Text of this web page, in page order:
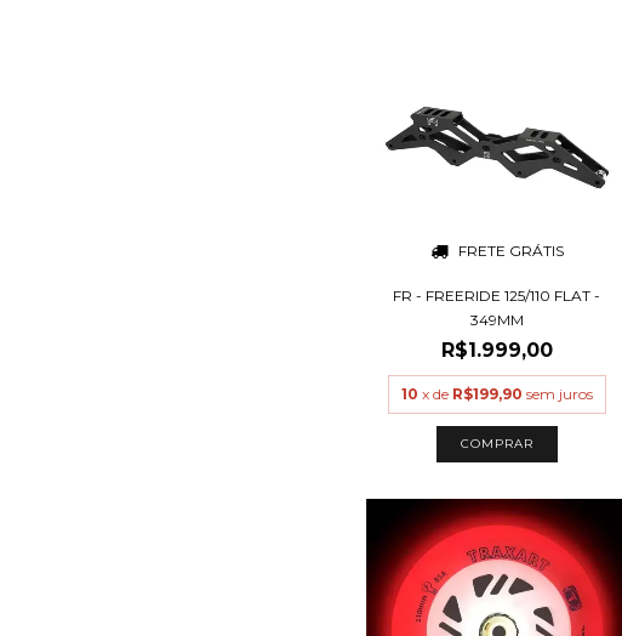
FRETE GRÁTIS
FR - FREERIDE 125/110 FLAT -
349MM
R$1.999,00
10 x de R$199,90 sem juros
COMPRAR